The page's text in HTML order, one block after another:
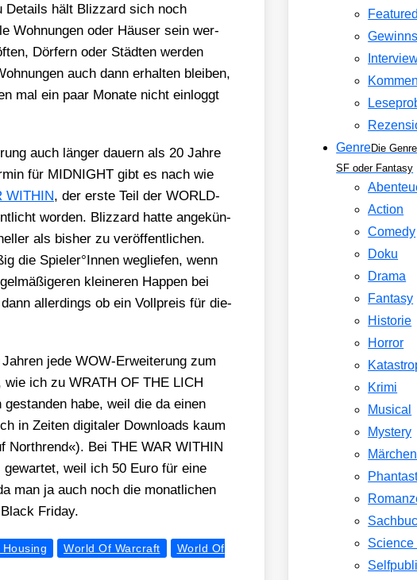
Details hält Bliz­zard sich noch
Woh­nun­gen oder Häu­ser sein wer­
Dör­fern oder Städ­ten wer­den
auch dann erhal­ten blei­ben,
mal ein paar Mona­te nicht ein­loggt
auch län­ger dau­ern als 20 Jah­re
für MIDNIGHT gibt es nach wie
WITHIN, der ers­te Teil der WORLD­
wor­den. Bliz­zard hat­te ange­kün­
als bis­her zu ver­öf­fent­li­chen.
die Spieler°Innen weg­lie­fen, wenn
klei­ne­ren Hap­pen bei
aller­dings ob ein Voll­preis für die­
jede WOW-Erwei­te­rung zum
ich zu WRATH OF THE LICH
habe, weil die da einen
in Zei­ten digi­ta­ler Down­loads kaum
Nor­th­rend«). Bei THE WAR WITHIN
weil ich 50 Euro für eine
man ja auch noch die monat­li­chen
Fri­day.
World Of Warcraft
World Of
GenreDie
SF oder Fantasy
Action
Comedy
Doku
Drama
Fantasy
Historie
Horror
Krimi
Musical
Mystery
Märchen
Science